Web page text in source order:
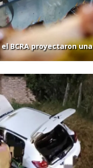
BCRA proyectaron una